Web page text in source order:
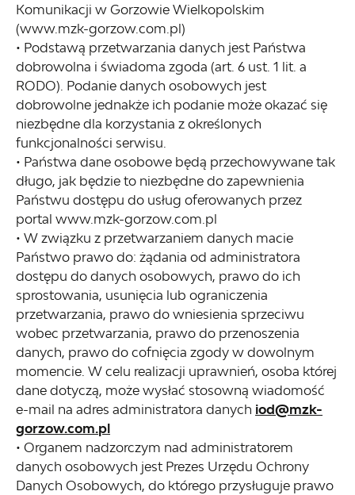
Komunikacji w Gorzowie Wielkopolskim
(www.mzk-gorzow.com.pl)
• Podstawą przetwarzania danych jest Państwa
dobrowolna i świadoma zgoda (art. 6 ust. 1 lit. a
RODO). Podanie danych osobowych jest
dobrowolne jednakże ich podanie może okazać się
niezbędne dla korzystania z określonych
funkcjonalności serwisu.
• Państwa dane osobowe będą przechowywane tak
długo, jak będzie to niezbędne do zapewnienia
Państwu dostępu do usług oferowanych przez
portal www.mzk-gorzow.com.pl
• W związku z przetwarzaniem danych macie
Państwo prawo do: żądania od administratora
dostępu do danych osobowych, prawo do ich
sprostowania, usunięcia lub ograniczenia
przetwarzania, prawo do wniesienia sprzeciwu
wobec przetwarzania, prawo do przenoszenia
danych, prawo do cofnięcia zgody w dowolnym
momencie. W celu realizacji uprawnień, osoba której
dane dotyczą, może wysłać stosowną wiadomość
e-mail na adres administratora danych iod@mzk-
gorzow.com.pl
• Organem nadzorczym nad administratorem
danych osobowych jest Prezes Urzędu Ochrony
Danych Osobowych, do którego przysługuje prawo